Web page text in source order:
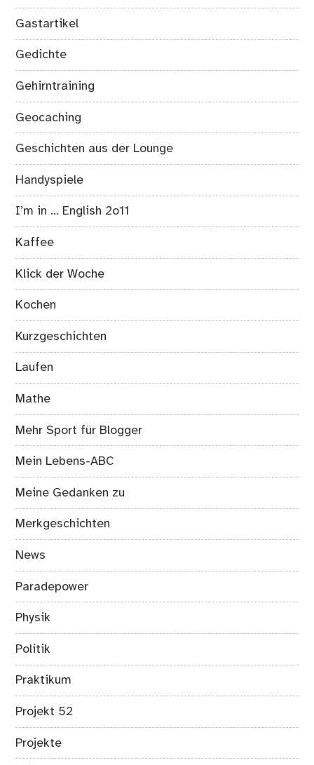
Gastartikel
Gedichte
Gehirntraining
Geocaching
Geschichten aus der Lounge
Handyspiele
I’m in … English 2o11
Kaffee
Klick der Woche
Kochen
Kurzgeschichten
Laufen
Mathe
Mehr Sport für Blogger
Mein Lebens-ABC
Meine Gedanken zu
Merkgeschichten
News
Paradepower
Physik
Politik
Praktikum
Projekt 52
Projekte